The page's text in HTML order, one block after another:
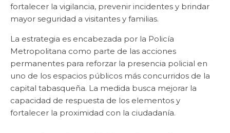
fortalecer la vigilancia, prevenir incidentes y brindar
mayor seguridad a visitantes y familias.
La estrategia es encabezada por la Policía
Metropolitana como parte de las acciones
permanentes para reforzar la presencia policial en
uno de los espacios públicos más concurridos de la
capital tabasqueña. La medida busca mejorar la
capacidad de respuesta de los elementos y
fortalecer la proximidad con la ciudadanía.